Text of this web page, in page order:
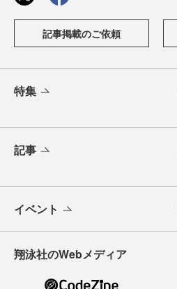
記事掲載のご依頼
特集
記事
イベント
翔泳社のWebメディア